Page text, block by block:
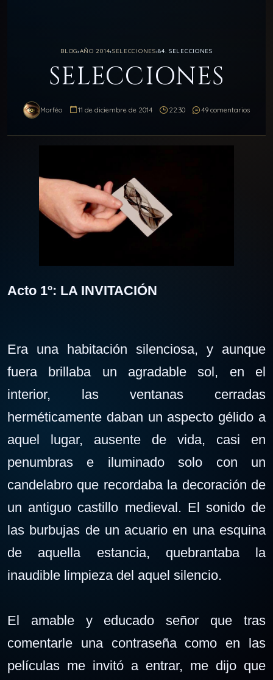
BLOG›AÑO 2014›SELECCIONES›84. SELECCIONES
SELECCIONES
Morféo 11 de diciembre de 2014 22:30 49 comentarios
Acto 1º: LA INVITACIÓN
Era una habitación silenciosa, y aunque
fuera brillaba un agradable sol, en el
interior, las ventanas cerradas
herméticamente daban un aspecto gélido a
aquel lugar, ausente de vida, casi en
penumbras e iluminado solo con un
candelabro que recordaba la decoración de
un antiguo castillo medieval. El sonido de
las burbujas de un acuario en una esquina
de aquella estancia, quebrantaba la
inaudible limpieza del aquel silencio.
El amable y educado señor que tras
comentarle una contraseña como en las
películas me invitó a entrar, me dijo que